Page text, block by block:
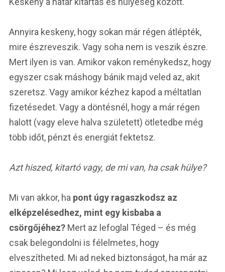
Annyira keskeny, hogy sokan már régen átlépték,
mire észreveszik. Vagy soha nem is veszik észre.
Mert ilyen is van. Amikor vakon reménykedsz, hogy
egyszer csak máshogy bánik majd veled az, akit
szeretsz. Vagy amikor kézhez kapod a méltatlan
fizetésedet. Vagy a döntésnél, hogy a már régen
halott (vagy eleve halva született) ötletedbe még
több időt, pénzt és energiát fektetsz.
Azt hiszed, kitartó vagy, de mi van, ha csak hülye?
Mi van akkor, ha pont úgy ragaszkodsz az
elképzelésedhez, mint egy kisbaba a
csörgőjéhez? Mert az lefoglal Téged – és még
csak belegondolni is félelmetes, hogy
elveszítheted. Mi ad neked biztonságot, ha már az